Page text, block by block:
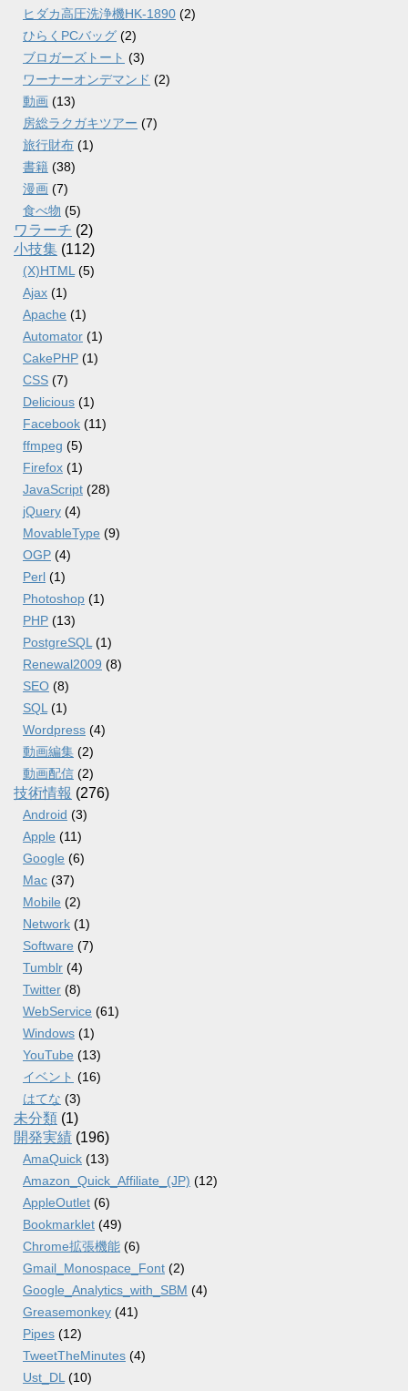
ヒダカ高圧洗浄機HK-1890 (2)
ひらくPCバッグ (2)
ブロガーズトート (3)
ワーナーオンデマンド (2)
動画 (13)
房総ラクガキツアー (7)
旅行財布 (1)
書籍 (38)
漫画 (7)
食べ物 (5)
ワラーチ (2)
小技集 (112)
(X)HTML (5)
Ajax (1)
Apache (1)
Automator (1)
CakePHP (1)
CSS (7)
Delicious (1)
Facebook (11)
ffmpeg (5)
Firefox (1)
JavaScript (28)
jQuery (4)
MovableType (9)
OGP (4)
Perl (1)
Photoshop (1)
PHP (13)
PostgreSQL (1)
Renewal2009 (8)
SEO (8)
SQL (1)
Wordpress (4)
動画編集 (2)
動画配信 (2)
技術情報 (276)
Android (3)
Apple (11)
Google (6)
Mac (37)
Mobile (2)
Network (1)
Software (7)
Tumblr (4)
Twitter (8)
WebService (61)
Windows (1)
YouTube (13)
イベント (16)
はてな (3)
未分類 (1)
開発実績 (196)
AmaQuick (13)
Amazon_Quick_Affiliate_(JP) (12)
AppleOutlet (6)
Bookmarklet (49)
Chrome拡張機能 (6)
Gmail_Monospace_Font (2)
Google_Analytics_with_SBM (4)
Greasemonkey (41)
Pipes (12)
TweetTheMinutes (4)
Ust_DL (10)